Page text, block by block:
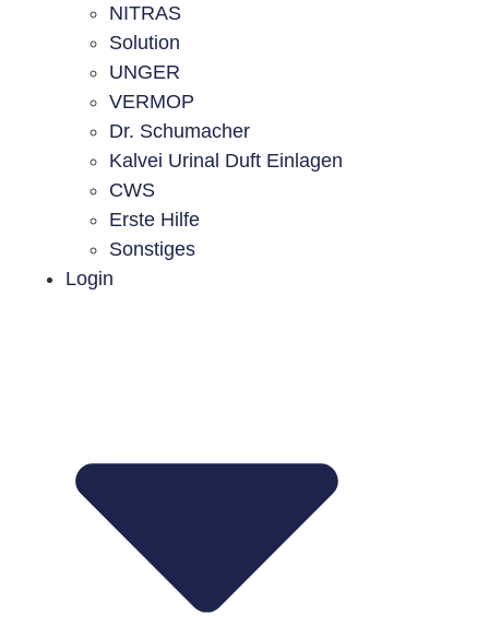
NITRAS
Solution
UNGER
VERMOP
Dr. Schumacher
Kalvei Urinal Duft Einlagen
CWS
Erste Hilfe
Sonstiges
Login